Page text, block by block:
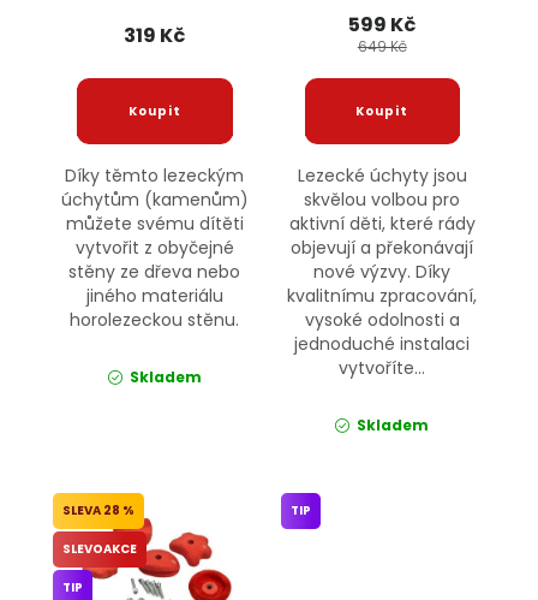
319 Kč
Díky těmto lezeckým
úchytům (kamenům)
můžete svému dítěti
vytvořit z obyčejné
stěny ze dřeva nebo
jiného materiálu
horolezeckou stěnu.
Skladem
599 Kč
649 Kč
Lezecké úchyty jsou
skvělou volbou pro
aktivní děti, které rády
objevují a překonávají
nové výzvy. Díky
kvalitnímu zpracování,
vysoké odolnosti a
jednoduché instalaci
vytvoříte...
Skladem
28 %
SLEVOAKCE
TIP
TIP